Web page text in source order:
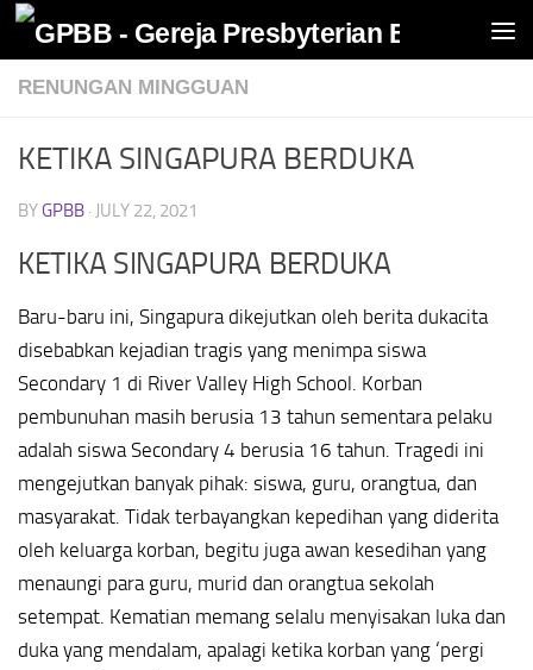
Skip to content
RENUNGAN MINGGUAN
KETIKA SINGAPURA BERDUKA
BYGPBB · JULY 22, 2021
KETIKA SINGAPURA BERDUKA
Baru-baru ini, Singapura dikejutkan oleh berita dukacita
disebabkan kejadian tragis yang menimpa siswa
Secondary 1 di River Valley High School. Korban
pembunuhan masih berusia 13 tahun sementara pelaku
adalah siswa Secondary 4 berusia 16 tahun. Tragedi ini
mengejutkan banyak pihak: siswa, guru, orangtua, dan
masyarakat. Tidak terbayangkan kepedihan yang diderita
oleh keluarga korban, begitu juga awan kesedihan yang
menaungi para guru, murid dan orangtua sekolah
setempat. Kematian memang selalu menyisakan luka dan
duka yang mendalam, apalagi ketika korban yang ‘pergi